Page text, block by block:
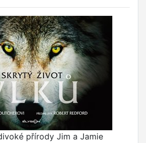
přírody Jim a Jamie